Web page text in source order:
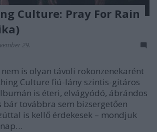
Culture: Pray For Rain
29.
nem is olyan távoli rokonzenekarént
Culture fiú-lány szintis-gitáros
is éteri, elvágyódó, ábrándos
bár továbbra sem bizsergetően
is kellő érdekesek – mondjuk